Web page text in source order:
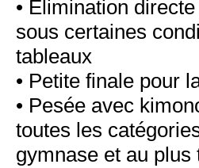
• Élimination
sous certaines
tableaux
• Petite finale pour
• Pesée avec
toutes les
gymnase et au plus